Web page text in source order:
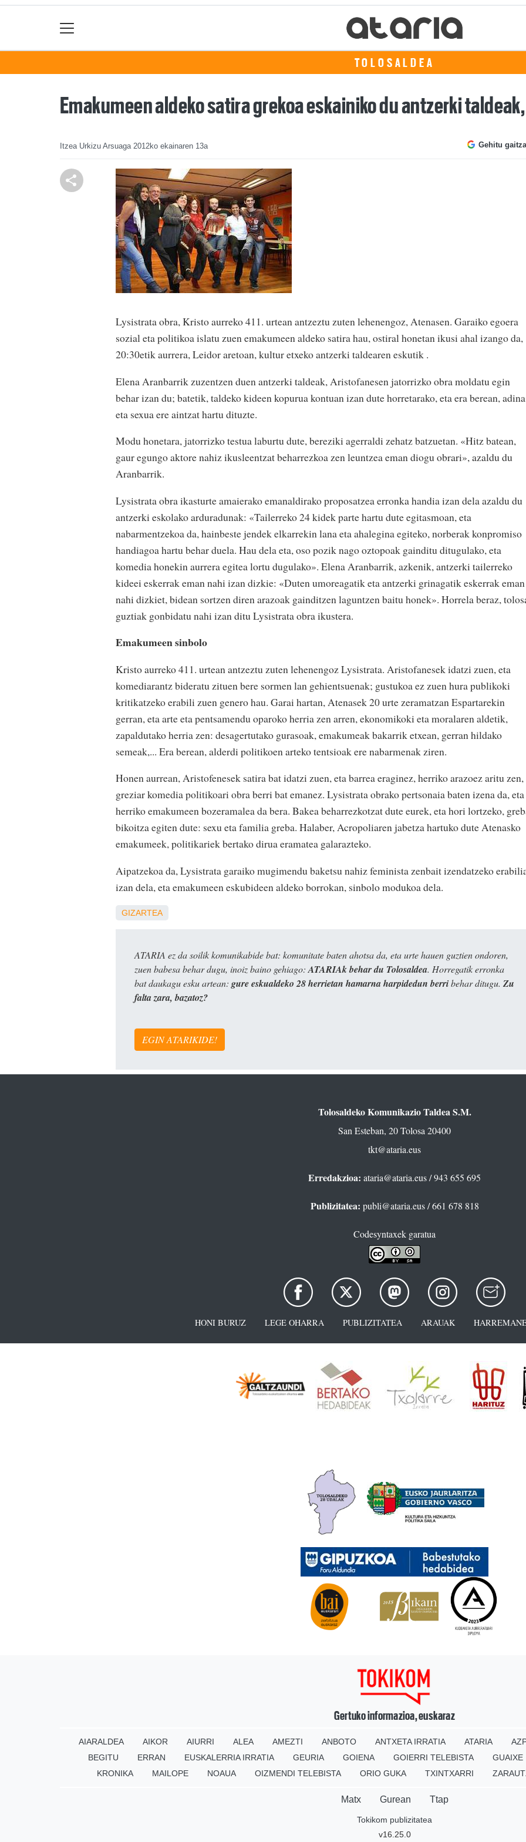
TOLOSALDEA
Emakumeen aldeko satira grekoa eskainiko du antzerki
Itzea Urkizu Arsuaga 2012ko ekainaren 13a Gehitu
Lysistrata obra, Kristo aurreko 411. urtean antzeztu zuten lehenengoz, Atenasen. Garaiko egoera
sozial eta politikoa islatu zuen emakumeen aldeko satira hau, ostiral honetan ikusi ahal izango da,
20:30etik aurrera, Leidor aretoan, kultur etxeko antzerki taldearen eskutik .
Elena Aranbarrik zuzentzen duen antzerki taldeak, Aristofanesen jatorrizko obra moldatu egin
behar izan du; batetik, taldeko kideen kopurua kontuan izan dute horretarako, eta era berean, adina
eta sexua ere aintzat hartu dituzte.
Modu honetara, jatorrizko testua laburtu dute, bereziki agerraldi zehatz batzuetan. «Hitz batean,
gaur egungo aktore nahiz ikusleentzat beharrezkoa zen leuntzea eman diogu obrari», azaldu du
Aranbarrik.
Lysistrata obra ikasturte amaierako emanaldirako proposatzea erronka handia izan dela azaldu du
antzerki eskolako arduradunak: «Tailerreko 24 kidek parte hartu dute egitasmoan, eta
nabarmentzekoa da, hainbeste jendek elkarrekin lana eta ahalegina egiteko, norberak konpromiso
handiagoa hartu behar duela. Hau dela eta, oso pozik nago oztopoak gainditu ditugulako, eta
komedia honekin aurrera egitea lortu dugulako». Elena Aranbarrik, azkenik, antzerki tailerreko
kideei eskerrak eman nahi izan dizkie: «Duten umoreagatik eta antzerki grinagatik eskerrak eman
nahi dizkiet, bidean sortzen diren arazoak gainditzen laguntzen baitu honek». Horrela beraz,
guztiak gonbidatu nahi izan ditu Lysistrata obra ikustera.
Emakumeen sinbolo
Kristo aurreko 411. urtean antzeztu zuten lehenengoz Lysistrata. Aristofanesek idatzi zuen, eta
komediarantz bideratu zituen bere sormen lan gehientsuenak; gustukoa ez zuen hura publikoki
kritikatzeko erabili zuen genero hau. Garai hartan, Atenasek 20 urte zeramatzan Espartarekin
gerran, eta arte eta pentsamendu oparoko herria zen arren, ekonomikoki eta moralaren aldetik,
zapaldutako herria zen: desagertutako gurasoak, emakumeak bakarrik etxean, gerran hildako
semeak,... Era berean, alderdi politikoen arteko tentsioak ere nabarmenak ziren.
Honen aurrean, Aristofenesek satira bat idatzi zuen, eta barrea eraginez, herriko arazoez aritu zen,
greziar komedia politikoari obra berri bat emanez. Lysistrata obrako pertsonaia baten izena da, eta
herriko emakumeen bozeramalea da bera. Bakea beharrezkotzat dute eurek, eta hori lortzeko,
bikoitza egiten dute: sexu eta familia greba. Halaber, Acropoliaren jabetza hartuko dute Atenasko
emakumeek, politikariek bertako dirua eramatea galarazteko.
Aipatzekoa da, Lysistrata garaiko mugimendu baketsu nahiz feminista zenbait izendatzeko
izan dela, eta emakumeen eskubideen aldeko borrokan, sinbolo modukoa dela.
GIZARTEA
ATARIA ez da soilik komunikabide bat: komunitate baten ahotsa da, eta urte hauen guztien ondoren,
zuen babesa behar dugu, inoiz baino gehiago: ATARIAk behar du Tolosaldea. Horregatik erronka
bat daukagu esku artean: gure eskualdeko 28 herrietan hamarna harpidedun berribehar ditugu. Zu
falta zara, bazatoz?
EGIN ATARIKIDE!
Tolosaldeko Komunikazio Taldea S.M.
San Esteban, 20 Tolosa 20400
tkt@ataria.eus
Erredakzioa: ataria@ataria.eus/ 943 655 695
Publizitatea: publi@ataria.eus/ 661 678 818
Codesyntaxek garatua
HONI BURUZ LEGE OHARRA PUBLIZITATEA ARAUAK
Gertuko informazioa, euskaraz
AIARALDEA AIKOR AIURRI ALEA AMEZTI ANBOTO ANTXETA IRRATIA ATARIA
BEGITU
ERRAN EUSKALERRIA IRRATIA GEURIA GOIENA GOIERRI TELEBISTA
GUAIXE
KRONIKA
MAILOPE NOAUA OIZMENDI TELEBISTA ORIO GUKA TXINTXARRI
Matx Gurean Ttap
Tokikom publizitatea
v16.25.0